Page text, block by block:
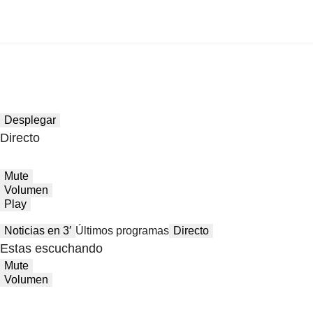
Desplegar
Directo
Mute
Volumen
Play
Noticias en 3′ Últimos programas Directo
Estas escuchando
Mute
Volumen